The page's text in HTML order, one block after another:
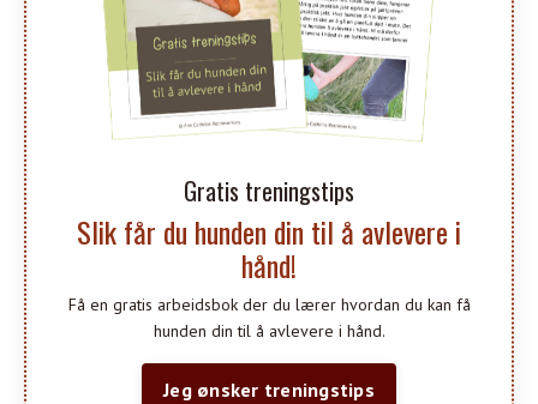
Gratis treningstips
Slik får du hunden din til å avlevere i
hånd!
Få en gratis arbeidsbok der du lærer hvordan du kan få
hunden din til å avlevere i hånd.
Jeg ønsker treningstips